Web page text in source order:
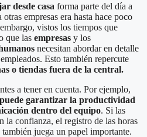
desde casa forma parte del día a
empresas era hasta hace poco
vistos los tiempos que
que las empresas y los
necesitan abordar en detalle
Esto también repercute
o tiendas fuera de la central.
a tener en cuenta. Por ejemplo,
puede garantizar la productividad
dentro del equipo. Si las
la confianza, el registro de las horas
juega un papel importante.